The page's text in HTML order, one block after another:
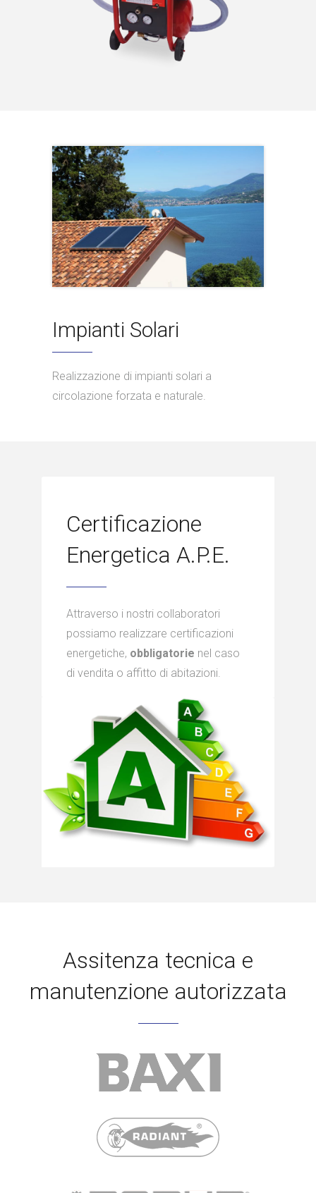
Impianti Solari
Realizzazione di impianti solari a
circolazione forzata e naturale.
Certificazione
Energetica A.P.E.
Attraverso i nostri collaboratori
possiamo realizzare certificazioni
energetiche, obbligatorie nel caso
di vendita o affitto di abitazioni.
Assitenza tecnica e
manutenzione autorizzata